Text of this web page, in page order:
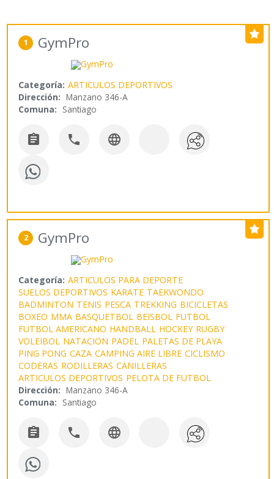
1 GymPro
Categoría: ARTICULOS DEPORTIVOS
Dirección: Manzano 346-A
Comuna: Santiago
  
2 GymPro
Categoría: ARTICULOS PARA DEPORTE
SUELOS DEPORTIVOS KARATE TAEKWONDO
BADMINTON TENIS PESCA TREKKING BICICLETAS
BOXEO MMA BASQUETBOL BEISBOL FUTBOL
FUTBOL AMERICANO HANDBALL HOCKEY RUGBY
VOLEIBOL NATACION PADEL PALETAS DE PLAYA
PING PONG CAZA CAMPING AIRE LIBRE CICLISMO
CODERAS RODILLERAS CANILLERAS
ARTICULOS DEPORTIVOS PELOTA DE FUTBOL
Dirección: Manzano 346-A
Comuna: Santiago
  